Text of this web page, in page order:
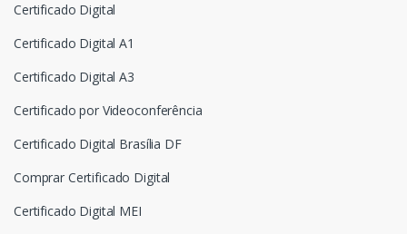
Certificado Digital
Certificado Digital A1
Certificado Digital A3
Certificado por Videoconferência
Certificado Digital Brasília DF
Comprar Certificado Digital
Certificado Digital MEI